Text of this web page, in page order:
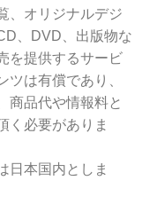
、オリジナルデジ
、DVD、出版物な
を提供するサービ
ツは有償であり、
商品代や情報料と
く必要がありま
日本国内としま